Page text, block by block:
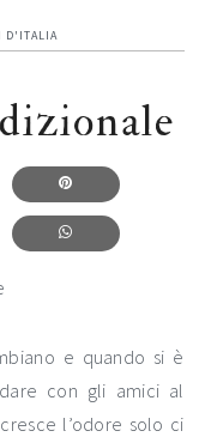
D'ITALIA
e quando si è
con gli amici al
l’odore solo ci